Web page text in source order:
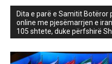
Dita e parë e Samitit Botëror
online me pjesëmarrjen e
105 shtete, duke përfshirë